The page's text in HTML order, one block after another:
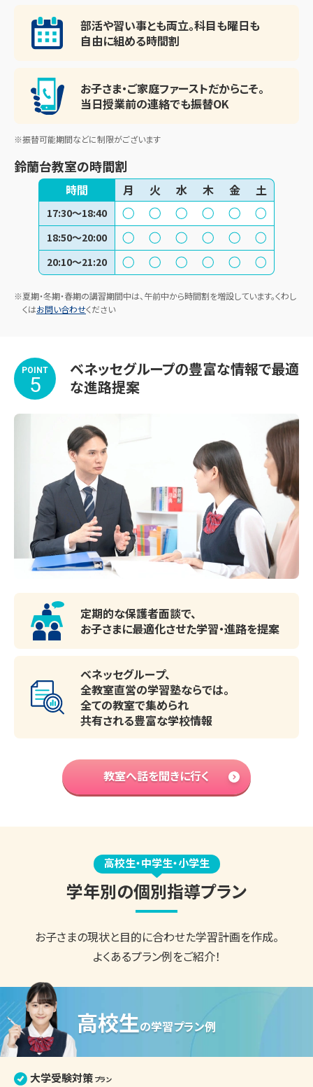
部活や習い事とも両立。科目も曜日も
自由に組める時間割
お子さま・ご家庭ファーストだからこそ。
当日授業前の連絡でも振替OK
※振替可能期間などに制限がございます
鈴蘭台教室の時間割
時間 月 火 水 木 金 土
17:30〜18:40
18:50〜20:00
20:10〜21:20
※夏期・冬期・春期の講習期間中は、午前中から時間割を増設しています。くわし
くはお問い合わせください
POINT
5
ベネッセグループの豊富な情報で最適
な進路提案
定期的な保護者面談で、
お子さまに最適化させた学習・進路を提案
ベネッセグループ、
全教室直営の学習塾ならでは。
全ての教室で集められ
共有される豊富な学校情報
教室へ話を聞きに行く
高校生・中学生・小学生
学年別の個別指導プラン
お子さまの現状と目的に合わせた学習計画を作成。
よくあるプラン例をご紹介！
高校生の学習プラン例
大学受験対策 プラン